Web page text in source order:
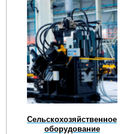
Сельскохозяйственное
оборудование